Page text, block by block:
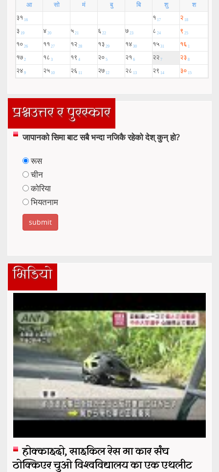
प्रश्नउत्तर र पुरस्कार
जापानको सिमा बाट सबै भन्दा नजिकै रहेको देश् कुन् हो?
रूस
चीन
कोरिया
भियतनाम
भिडियो
होक्काइदो, साइकिल रेस मा कार संघ
ठोक्किएर चुओ विश्वविद्यालय का एक एथलीट